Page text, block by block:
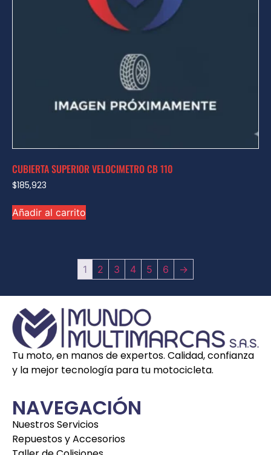
CUBIERTA SUPERIOR VELOCIMETRO CB 110
$185,923
Añadir al carrito
1 2 3 4 5 6 →
Tu moto, en manos de expertos. Calidad, confianza
y la mejor tecnología para tu motocicleta.
NAVEGACIÓN
Nuestros Servicios
Repuestos y Accesorios